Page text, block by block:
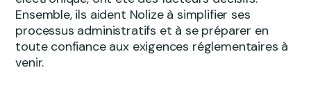
Ensemble, ils aident Nolize à simplifier ses
processus administratifs et à se préparer en
toute confiance aux exigences réglementaires à
venir.